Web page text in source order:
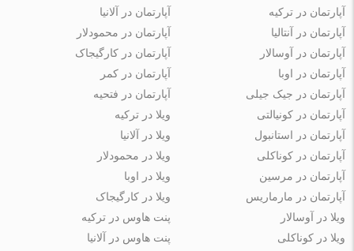
آپارتمان در ترکیه
آپارتمان در آنتالیا
آپارتمان در آوسالار
آپارتمان در اوبا
آپارتمان در جیک جیلی
آپارتمان در آلانیا
آپارتمان در محمودلار
آپارتمان در کارگیجاک
آپارتمان در کمر
آپارتمان در فتحیه
آپارتمان در کونیالتی
آپارتمان در استانبول
آپارتمان در کوناکلی
آپارتمان در مرسین
آپارتمان در مارماریس
ویلا در ترکیه
ویلا در آلانیا
ویلا در محمودلار
ویلا در اوبا
ویلا در کارگیجاک
ویلا در آوسالار
ویلا در کوناکلی
پنت هاوس در ترکیه
پنت هاوس در آلانیا